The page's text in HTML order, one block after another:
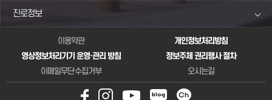
진로정보
이용약관
개인정보처리방침
영상정보처리기기 운영·관리 방침
정보주체 권리행사 절차
이메일무단수집거부
오시는길